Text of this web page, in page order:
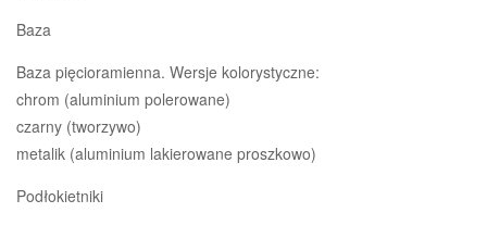
Baza
Baza pięcioramienna. Wersje kolorystyczne:
chrom (aluminium polerowane)
czarny (tworzywo)
metalik (aluminium lakierowane proszkowo)
Podłokietniki